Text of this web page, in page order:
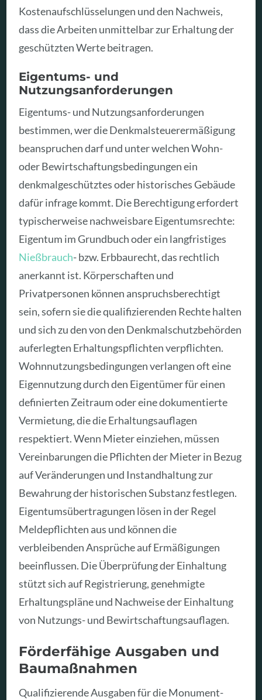
Kostenaufschlüsselungen und den Nachweis,
dass die Arbeiten unmittelbar zur Erhaltung der
geschützten Werte beitragen.
Eigentums- und
Nutzungsanforderungen
Eigentums- und Nutzungsanforderungen
bestimmen, wer die Denkmalsteuerermäßigung
beanspruchen darf und unter welchen Wohn-
oder Bewirtschaftungsbedingungen ein
denkmalgeschütztes oder historisches Gebäude
dafür infrage kommt. Die Berechtigung erfordert
typischerweise nachweisbare Eigentumsrechte:
Eigentum im Grundbuch oder ein langfristiges
Nießbrauch- bzw. Erbbaurecht, das rechtlich
anerkannt ist. Körperschaften und
Privatpersonen können anspruchsberechtigt
sein, sofern sie die qualifizierenden Rechte halten
und sich zu den von den Denkmalschutzbehörden
auferlegten Erhaltungspflichten verpflichten.
Wohnnutzungsbedingungen verlangen oft eine
Eigennutzung durch den Eigentümer für einen
definierten Zeitraum oder eine dokumentierte
Vermietung, die die Erhaltungsauflagen
respektiert. Wenn Mieter einziehen, müssen
Vereinbarungen die Pflichten der Mieter in Bezug
auf Veränderungen und Instandhaltung zur
Bewahrung der historischen Substanz festlegen.
Eigentumsübertragungen lösen in der Regel
Meldepflichten aus und können die
verbleibenden Ansprüche auf Ermäßigungen
beeinflussen. Die Überprüfung der Einhaltung
stützt sich auf Registrierung, genehmigte
Erhaltungspläne und Nachweise der Einhaltung
von Nutzungs- und Bewirtschaftungsauflagen.
Förderfähige Ausgaben und
Baumaßnahmen
Qualifizierende Ausgaben für die Monument-